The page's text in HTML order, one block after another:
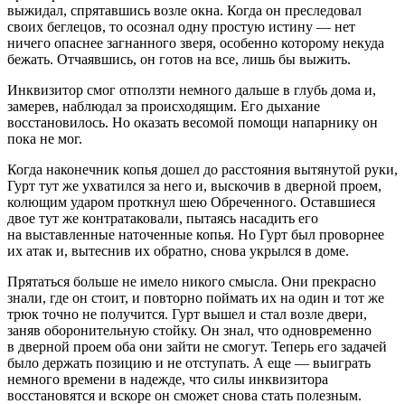
выжидал, спрятавшись возле окна. Когда он преследовал
своих беглецов, то осознал одну простую истину — нет
ничего опаснее загнанного зверя, особенно которому некуда
бежать. Отчаявшись, он готов на все, лишь бы выжить.
Инквизитор смог отползти немного дальше в глубь дома и,
замерев, наблюдал за происходящим. Его дыхание
восстановилось. Но оказать весомой помощи напарнику он
пока не мог.
Когда наконечник копья дошел до расстояния вытянутой руки,
Гурт тут же ухватился за него и, выскочив в дверной проем,
колющим ударом проткнул шею Обреченного. Оставшиеся
двое тут же контратаковали, пытаясь насадить его
на выставленные наточенные копья. Но Гурт был проворнее
их атак и, вытеснив их обратно, снова укрылся в доме.
Прятаться больше не имело никого смысла. Они прекрасно
знали, где он стоит, и повторно поймать их на один и тот же
трюк точно не получится. Гурт вышел и стал возле двери,
заняв оборонительную стойку. Он знал, что одновременно
в дверной проем оба они зайти не смогут. Теперь его задачей
было держать позицию и не отступать. А еще — выиграть
немного времени в надежде, что силы инквизитора
восстановятся и вскоре он сможет снова стать полезным.